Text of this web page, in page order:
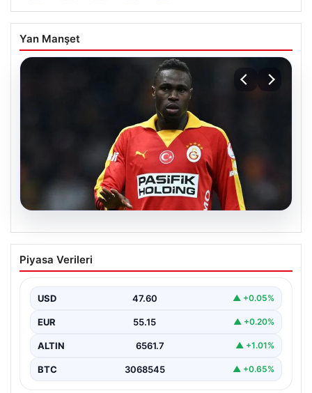
Yan Manşet
Galatasaray’da daha sezon başlamadan
Singo’dan kötü haber!
Başlangıç: Singo’nun Durumu Belirsizliğini Koruyor”,
“content”: “…
Piyasa Verileri
USD 47.60 ▲ +0.05%
EUR 55.15 ▲ +0.20%
ALTIN 6561.7 ▲ +1.01%
BTC 3068545 ▲ +0.65%